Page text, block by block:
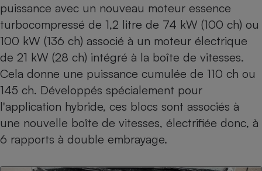
puissance avec un nouveau moteur essence
turbocompressé de 1,2 litre de 74 kW (100 ch) ou
100 kW (136 ch) associé à un moteur électrique
de 21 kW (28 ch) intégré à la boîte de vitesses.
Cela donne une puissance cumulée de 110 ch ou
145 ch. Développés spécialement pour
l'application hybride, ces blocs sont associés à
une nouvelle boîte de vitesses, électrifiée donc, à
6 rapports à double embrayage.